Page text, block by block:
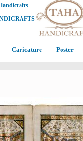
tile (Kashi Kari)
(Moqarnas
Kari)
Poster
Photo of the day
Caricature